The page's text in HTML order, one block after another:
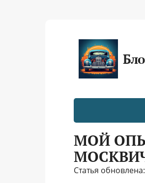
МОЙ
Статья